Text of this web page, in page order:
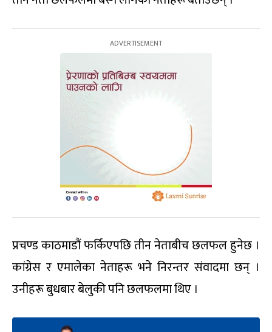
प्रचण्ड काठमाडौं फर्किएपछि तीन नेताबीच छलफल हुनेछ ।
कांग्रेस र एमालेका नेताहरू भने निरन्तर संवादमा छन् ।
उनीहरू बुधबार बेलुकी पनि छलफलमा थिए ।